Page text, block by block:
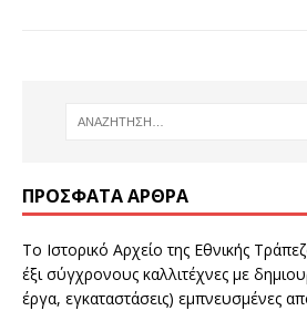
ΠΡΌΣΦΑΤΑ ΆΡΘΡΑ
Το Ιστορικό Αρχείο της Εθνικής
έξι σύγχρονους καλλιτέχνες με
έργα, εγκαταστάσεις) εμπνευσμένες